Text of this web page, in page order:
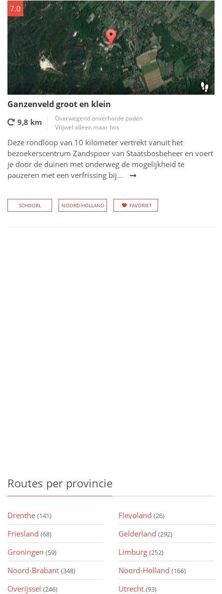
7.0
Ganzenveld groot en klein
9,8 km
Overwegend onverharde paden
Vrijwel alleen maar bos
Deze rondloop van 10 kilometer vertrekt vanuit het
bezoekerscentrum Zandspoor van Staatsbosbeheer en voert
je door de duinen met onderweg de mogelijkheid te
pauzeren met een verfrissing bij...
SCHOORL NOORD-HOLLAND FAVORIET
Routes per provincie
Drenthe (141) Flevoland (26)
Friesland (68) Gelderland (292)
Groningen (59) Limburg (252)
Noord-Brabant (348) Noord-Holland (166)
Overijssel (246) Utrecht (93)